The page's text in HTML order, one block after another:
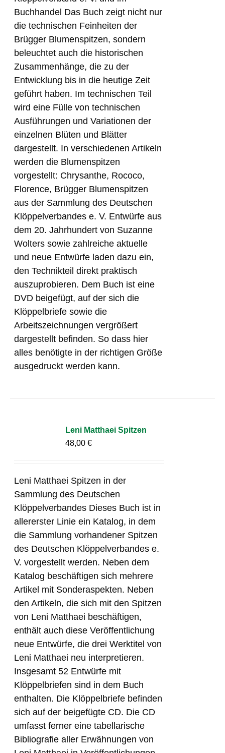
Buchhandel Das Buch zeigt nicht nur
die technischen Feinheiten der
Brügger Blumenspitzen, sondern
beleuchtet auch die historischen
Zusammenhänge, die zu der
Entwicklung bis in die heutige Zeit
geführt haben. Im technischen Teil
wird eine Fülle von technischen
Ausführungen und Variationen der
einzelnen Blüten und Blätter
dargestellt. In verschiedenen Artikeln
werden die Blumenspitzen
vorgestellt: Chrysanthe, Rococo,
Florence, Brügger Blumenspitzen
aus der Sammlung des Deutschen
Klöppelverbandes e. V. Entwürfe aus
dem 20. Jahrhundert von Suzanne
Wolters sowie zahlreiche aktuelle
und neue Entwürfe laden dazu ein,
den Technikteil direkt praktisch
auszuprobieren. Dem Buch ist eine
DVD beigefügt, auf der sich die
Klöppelbriefe sowie die
Arbeitszeichnungen vergrößert
dargestellt befinden. So dass hier
alles benötigte in der richtigen Größe
ausgedruckt werden kann.
Leni Matthaei Spitzen
48,00€
Leni Matthaei Spitzen in der
Sammlung des Deutschen
Klöppelverbandes Dieses Buch ist in
allererster Linie ein Katalog, in dem
die Sammlung vorhandener Spitzen
des Deutschen Klöppelverbandes e.
V. vorgestellt werden. Neben dem
Katalog beschäftigen sich mehrere
Artikel mit Sonderaspekten. Neben
den Artikeln, die sich mit den Spitzen
von Leni Matthaei beschäftigen,
enthält auch diese Veröffentlichung
neue Entwürfe, die drei Werktitel von
Leni Matthaei neu interpretieren.
Insgesamt 52 Entwürfe mit
Klöppelbriefen sind in dem Buch
enthalten. Die Klöppelbriefe befinden
sich auf der beigefügte CD. Die CD
umfasst ferner eine tabellarische
Bibliografie aller Erwähnungen von